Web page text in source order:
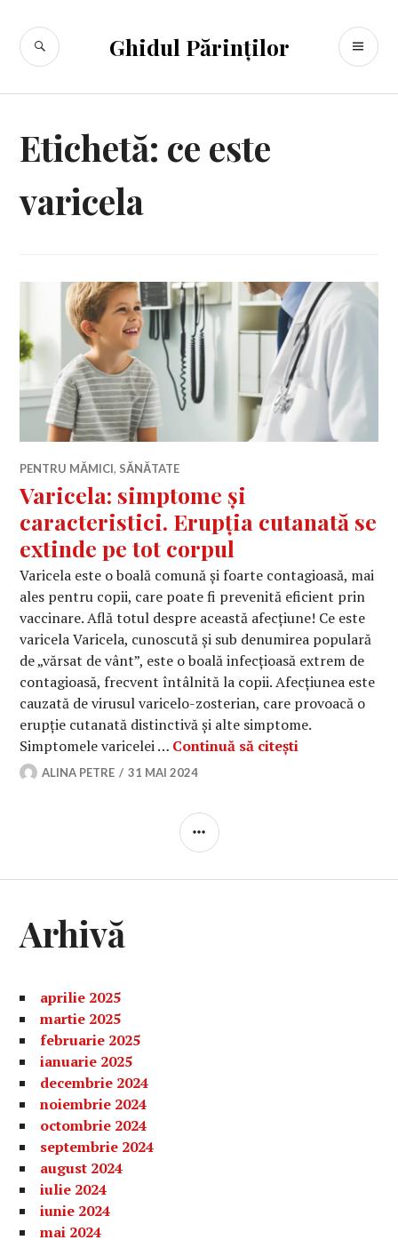
conținut
Ghidul Părinților
CĂUTARE
Etichetă: ce este
varicela
PENTRU MĂMICI, SĂNĂTATE
Varicela: simptome și
caracteristici. Erupția cutanată se
extinde pe tot corpul
Varicela este o boală comună și foarte contagioasă, mai
ales pentru copii, care poate fi prevenită eficient prin
vaccinare. Află totul despre această afecțiune! Ce este
varicela Varicela, cunoscută și sub denumirea populară
de „vărsat de vânt”, este o boală infecțioasă extrem de
contagioasă, frecvent întâlnită la copii. Afecțiunea este
cauzată de virusul varicelo-zosterian, care provoacă o
erupție cutanată distinctivă și alte simptome.
Simptomele varicelei … Continuă să citești
ALINA PETRE 31 MAI 2024
BARĂ
Arhivă
aprilie 2025
martie 2025
februarie 2025
ianuarie 2025
decembrie 2024
noiembrie 2024
octombrie 2024
septembrie 2024
august 2024
iulie 2024
iunie 2024
mai 2024